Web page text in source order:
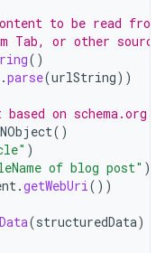
to be read from
Tab, or other source
()
.parse(urlString))
on schema.org
()
)
of blog post" )
.getWebUri())
(structuredData)